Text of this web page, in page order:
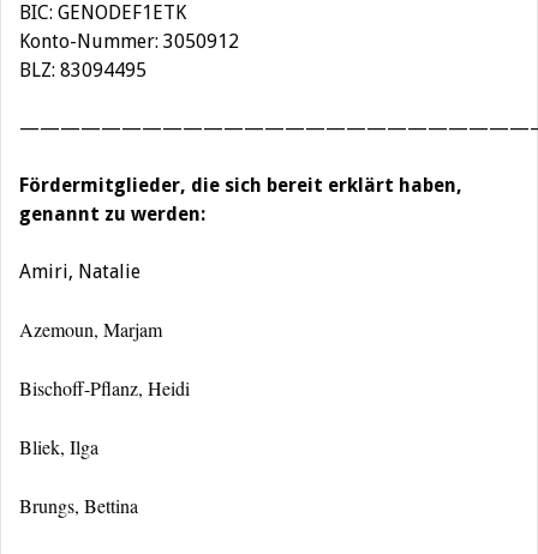
BIC: GENODEF1ETK
Konto-Nummer: 3050912
BLZ: 83094495
Fördermitglieder, die sich bereit erklärt haben,
genannt zu werden:
Amiri, Natalie
Azemoun, Marjam
Bischoff-Pflanz, Heidi
Bliek, Ilga
Brungs, Bettina